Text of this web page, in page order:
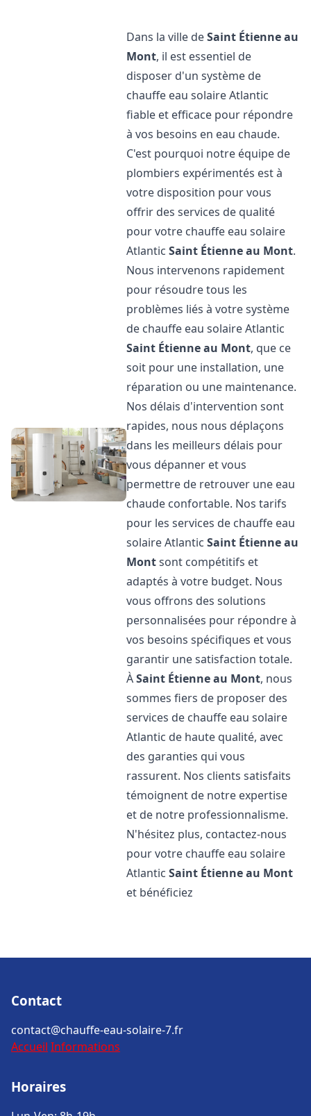
Dans la ville deSaint Étienne au
Mont, il est essentiel de
disposer d'un système de
chauffe eau solaire Atlantic
fiable et efficace pour répondre
à vos besoins en eau chaude.
C'est pourquoi notre équipe de
plombiers expérimentés est à
votre disposition pour vous
offrir des services de qualité
pour votre chauffe eau solaire
AtlanticSaint Étienne au Mont.
Nous intervenons rapidement
pour résoudre tous les
problèmes liés à votre système
de chauffe eau solaire Atlantic
Saint Étienne au Mont, que ce
soit pour une installation, une
réparation ou une maintenance.
Nos délais d'intervention sont
rapides, nous nous déplaçons
dans les meilleurs délais pour
vous dépanner et vous
permettre de retrouver une eau
chaude confortable. Nos tarifs
pour les services de chauffe eau
solaire AtlanticSaint Étienne au
Montsont compétitifs et
adaptés à votre budget. Nous
vous offrons des solutions
personnalisées pour répondre à
vos besoins spécifiques et vous
garantir une satisfaction totale.
ÀSaint Étienne au Mont, nous
sommes fiers de proposer des
services de chauffe eau solaire
Atlantic de haute qualité, avec
des garanties qui vous
rassurent. Nos clients satisfaits
témoignent de notre expertise
et de notre professionnalisme.
N'hésitez plus, contactez-nous
pour votre chauffe eau solaire
AtlanticSaint Étienne au Mont
et bénéficiez
Contact
contact@chauffe-eau-solaire-7.fr
Accueil Informations
Horaires